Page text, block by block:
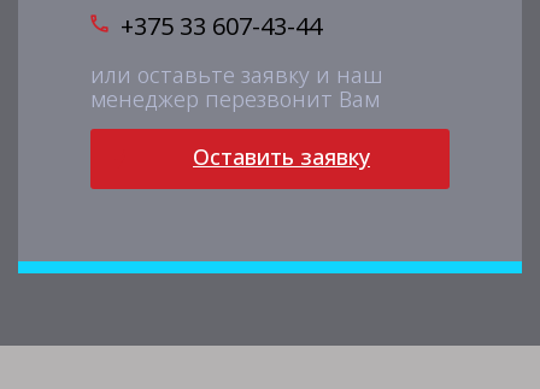
+375 33 607-43-44
или оставьте заявку и наш
менеджер перезвонит Вам
Оставить заявку